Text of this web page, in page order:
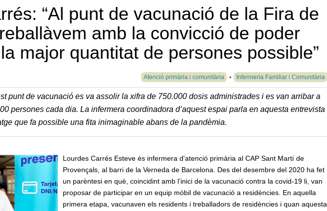
“Al punt de vacunació de la Fira de
amb la convicció de poder
major quantitat de persones possible”
Atenció primària i comunitària Infermeria Familiar i Comunitària
punt de vacunació es va assolir la xifra de 750.000 dosis administrades i es van arribar a
persones cada dia. La infermera coordinadora d’aquest espai parla en aquesta entrevista
que fa possible una fita inimaginable abans de la pandèmia.
Lourdes Carrés Esteve és infermera d'atenció primària al CAP Sant Martí de
Provençals, al barri de la Verneda de Barcelona. Des del desembre del 2020 ha fet
un parèntesi en què, coincidint amb l’inici de la vacunació contra la covid-19 li, van
proposar de participar en un equip mòbil de vacunació a residències. En aquella
primera etapa, vacunaven els residents i treballadors de residències i quan aquesta